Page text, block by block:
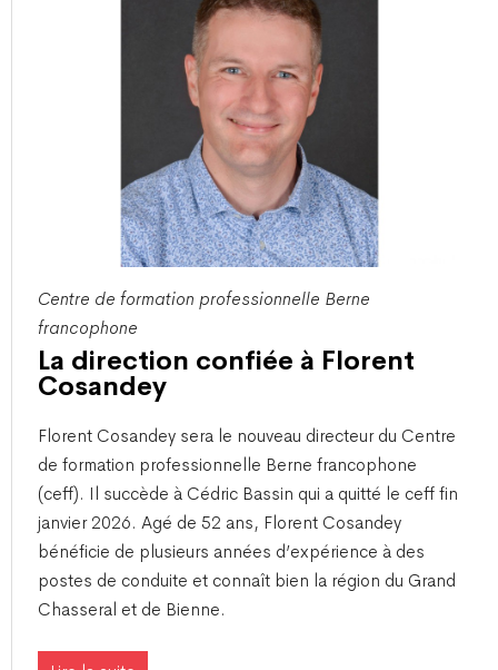
Centre de formation professionnelle Berne
francophone
La direction confiée à Florent
Cosandey
​Florent Cosandey sera le nouveau directeur du Centre
de formation professionnelle Berne francophone
(ceff). Il succède à Cédric Bassin qui a quitté le ceff fin
janvier 2026. Agé de 52 ans, Florent Cosandey
bénéficie de plusieurs années d’expérience à des
postes de conduite et connaît bien la région du Grand
Chasseral et de Bienne.